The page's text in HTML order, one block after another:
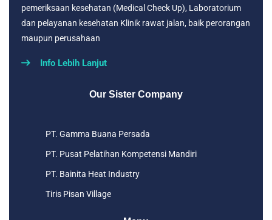
pemeriksaan kesehatan (Medical Check Up), Laboratorium
dan pelayanan kesehatan Klinik rawat jalan, baik perorangan
maupun perusahaan
Info Lebih Lanjut
Our Sister Company
PT. Gamma Buana Persada
PT. Pusat Pelatihan Kompetensi Mandiri
PT. Bainita Heat Industry
Tiris Pisan Village